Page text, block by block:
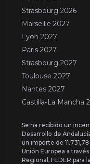
Strasbourg 2026
Marseille 2027
Lyon 2027
Paris 2027
Strasbourg 2027
Toulouse 2027
Nantes 2027
Castilla-La Mancha
Se ha recibido un
Desarrollo de
un importe de
Unión Europea a
Regional, FEDER para